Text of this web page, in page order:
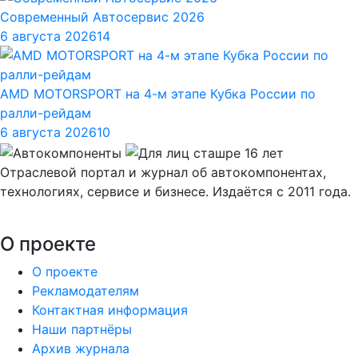
Современный Автосервис 2026
6 августа 202614
AMD MOTORSPORT на 4-м этапе Кубка России по
ралли-рейдам
6 августа 202610
Отраслевой портал и журнал об автокомпонентах,
технологиях, сервисе и бизнесе. Издаётся с 2011 года.
О проекте
О проекте
Рекламодателям
Контактная информация
Наши партнёры
Архив журнала